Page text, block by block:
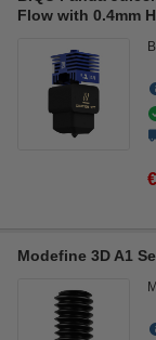
Flow with 0.4mm
Modefine 3D A1